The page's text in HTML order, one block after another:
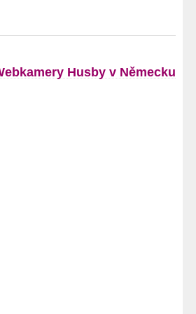
Husby v Německu